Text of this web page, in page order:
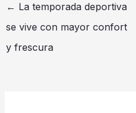
← La temporada deportiva
se vive con mayor confort
y frescura